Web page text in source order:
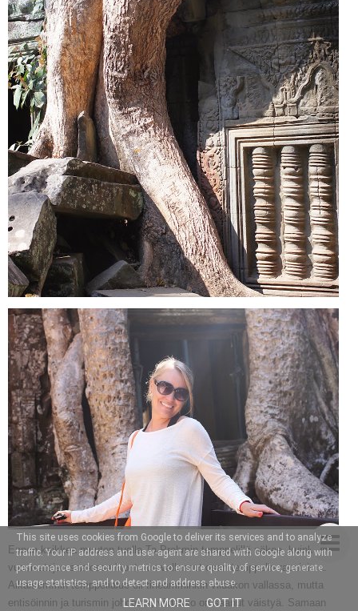
Ennen kaikkea muuten tuolla Ta Prohmin temppelillä näkee, kuinka
vuosisatojen saatossa luonto on vallannut osan temppelin raunioista.
Aikaisemmin temppelialue oli tiheämminkin viidakon vallassa, mutta
entisöinnin ja turismin johdosta, viidakko on saanut väistyä. Samaan
This site uses cookies from Google to deliver its services and to analyze
traffic. Your IP address and user-agent are shared with Google along with
performance and security metrics to ensure quality of service, generate
usage statistics, and to detect and address abuse.
LEARN MORE GOT IT